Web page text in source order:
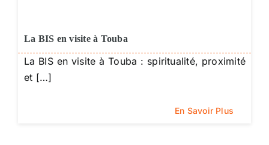
La BIS en visite à Touba
La BIS en visite à Touba : spiritualité, proximité
et […]
En Savoir Plus